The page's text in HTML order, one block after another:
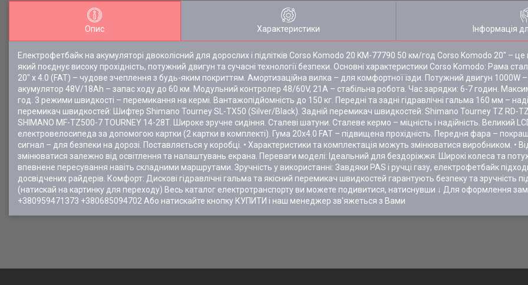
Опис Характеристики Інформація
Електрофетбайк на акумуляторі двоколісний для дорослих і підлітків Corso Komodo 20 KM-77790 50 км/год Corso Komodo 20" –
який поєднує високу прохідність, потужний двигун та сучасні технології безпеки. Основні характеристики Corso Komodo: Рама
20" х 4.0 (FAT) – чудове зчеплення з будь-яким покриттям. Амортизаційна вилка – для комфортної їзди. Потужний двигун 1000W –
акумулятор 48V/18Ah – запас ходу до 60 км. Модульний контролер 48/60V, 21A – стабільна робота. Час зарядки: 6-7 годин.
год. 3 режими швидкості – перемикання на кермі. Вантажопідйомність до 150 кг. Передні та задні гідравлічні гальма 160 мм –
перемикач швидкостей: Шифтер Shimano Tourney SL-TX50 (Silver/Black). Задній перемикач швидкостей: Shimano Tourney TZ RD-
SHIMANO MF-TZ500-7 TOURNEY 14-28T. Широке зручне сидіння. Сталеві шатуни. Сталеве кермо – міцність і надійність. Великий
електровелосипеда за допомогою картки (2 картки в комплекті). Гума 20x4.0 FAT – підвищена прохідність. Передня фара –
сигнал – для безпеки на дорозі. Поставляється у коробці. • Характеристики та комплектація можуть змінюватися виробником. •
змінюватися залежно від освітлення та налаштувань екрана. Переваги моделі: Ідеальний для бездоріжжя: Широкі колеса та
впевнене пересування навіть складними маршрутами. Зручність у використанні: Завдяки PAS і ручці газу, електрофетбайк
досвідчених райдерів. Комфорт: Дискові гідравлічні гальма та якісний перемикач швидкостей гарантують безпеку та зручність
(натискай на картинку для переходу) Весь каталог електротранспорту ви можете подивитися, натиснувши ↓ Для оформлення
+380959471373 +380685094702 Або натискайте кнопку КУПИТИ і наш менеджер зв'яжеться з Вами